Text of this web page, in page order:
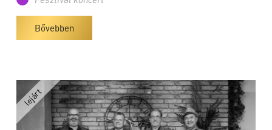
Bővebben